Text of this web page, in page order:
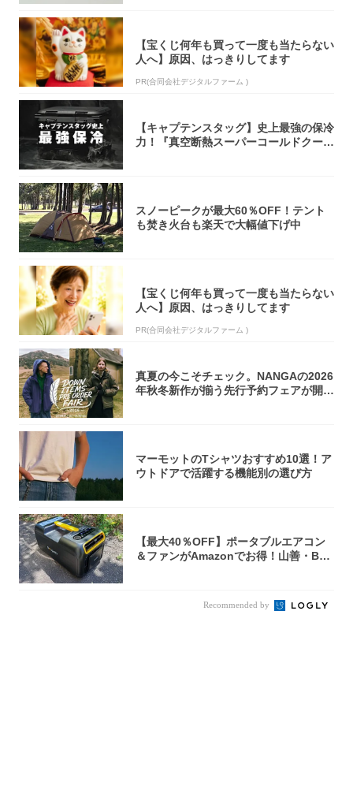
【宝くじ何年も買って一度も当たらない
人へ】原因、はっきりしてます
PR(合同会社デジタルファーム )
【キャプテンスタッグ】史上最強の保冷
力！『真空断熱スーパーコールドクーラ
スノーピークが最大60％OFF！テント
も焚き火台も楽天で大幅値下げ中
【宝くじ何年も買って一度も当たらない
人へ】原因、はっきりしてます
PR(合同会社デジタルファーム )
真夏の今こそチェック。NANGAの2026
年秋冬新作が揃う先行予約フェアが開催
マーモットのTシャツおすすめ10選！ア
ウトドアで活躍する機能別の選び方
【最大40％OFF】ポータブルエアコン
＆ファンがAmazonでお得！山善・Bo
Recommended by